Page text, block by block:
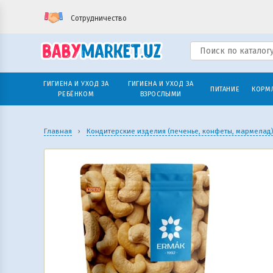
Сотрудничество
ГИГИЕНА И УХОД ЗА
РЕБЁНКОМ
ГИГИЕНА И УХОД ЗА
ВЗРОСЛЫМИ
ПИТАНИЕ
Главная › Кондитерские изделия (печенье, конфеты, мармелад)